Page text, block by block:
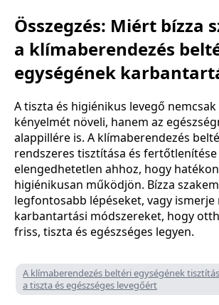
Összegzés: Miért bízza
a klímaberendezés
egységének
A tiszta és higiénikus levegő
kényelmét növeli, hanem az
alappillére is. A klímaberendezés
rendszeres tisztítása és fertőtlenítése
elengedhetetlen ahhoz, hogy
higiénikusan működjön. Bízza
legfontosabb lépéseket, vagy
karbantartási módszereket, hogy
friss, tiszta és egészséges legyen.
A klímaberendezés beltéri egységének
a tiszta és egészséges levegőért